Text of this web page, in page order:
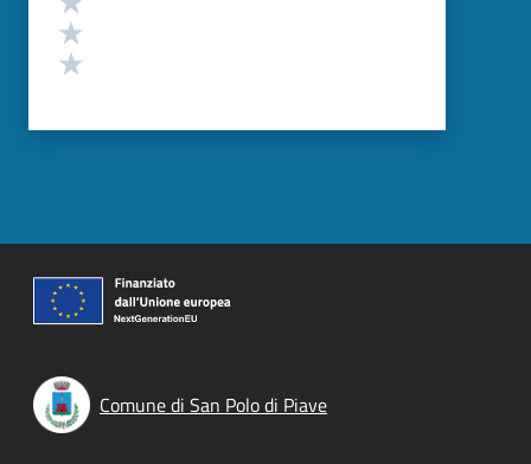
Comune di San Polo di Piave